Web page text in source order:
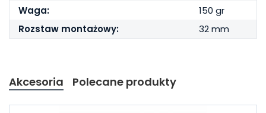
Waga:
150 gr
Rozstaw montażowy:
32 mm
Akcesoria Polecane produkty